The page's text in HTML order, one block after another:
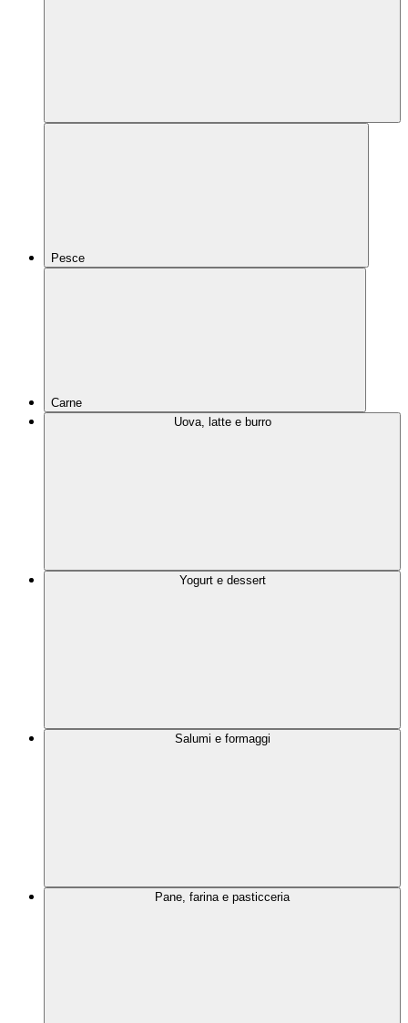
Pesce
Carne
Uova, latte e burro
Yogurt e dessert
Salumi e formaggi
Pane, farina e pasticceria